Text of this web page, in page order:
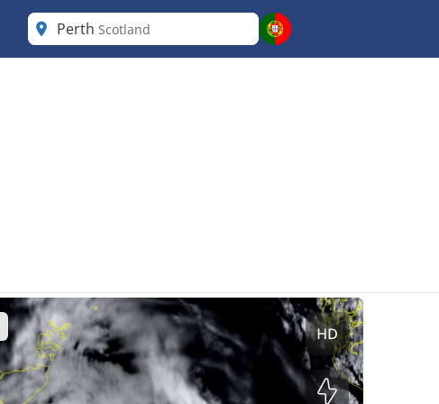
Perth Scotland